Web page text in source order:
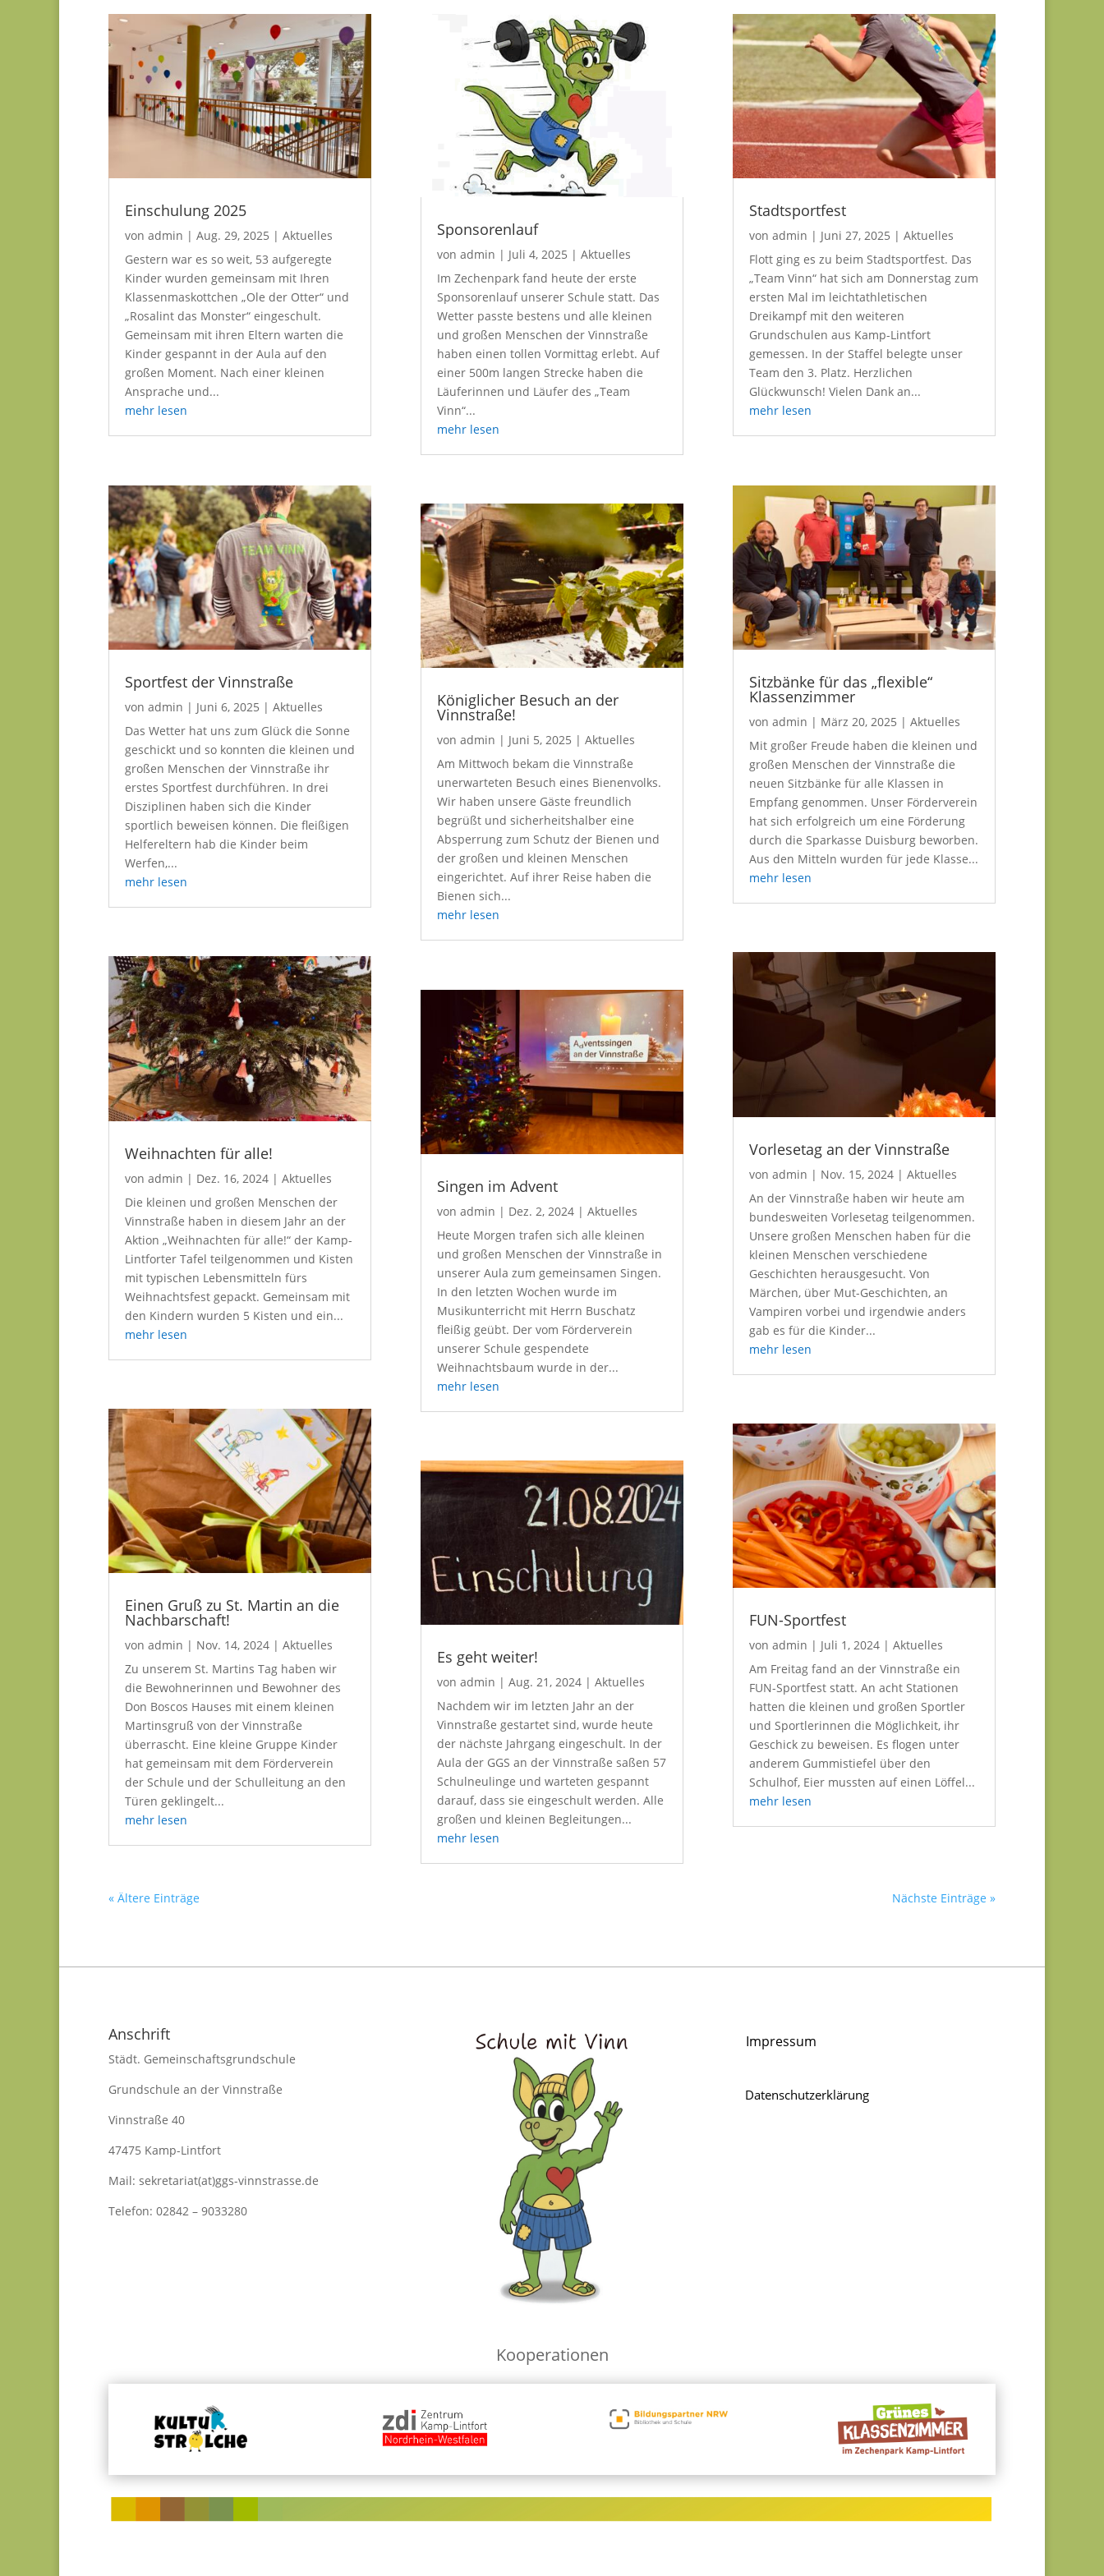
Einschulung 2025
von admin | Aug. 29, 2025 | Aktuelles
Gestern war es so weit, 53 aufgeregte
Kinder wurden gemeinsam mit Ihren
Klassenmaskottchen „Ole der Otter“ und
„Rosalint das Monster“ eingeschult.
Gemeinsam mit ihren Eltern warten die
Kinder gespannt in der Aula auf den
großen Moment. Nach einer kleinen
Ansprache und...
mehr lesen
Sportfest der Vinnstraße
von admin | Juni 6, 2025 | Aktuelles
Das Wetter hat uns zum Glück die Sonne
geschickt und so konnten die kleinen und
großen Menschen der Vinnstraße ihr
erstes Sportfest durchführen. In drei
Disziplinen haben sich die Kinder
sportlich beweisen können. Die fleißigen
Helfereltern hab die Kinder beim
Werfen,...
mehr lesen
Weihnachten für alle!
von admin | Dez. 16, 2024 | Aktuelles
Die kleinen und großen Menschen der
Vinnstraße haben in diesem Jahr an der
Aktion „Weihnachten für alle!“ der Kamp-
Lintforter Tafel teilgenommen und Kisten
mit typischen Lebensmitteln fürs
Weihnachtsfest gepackt. Gemeinsam mit
den Kindern wurden 5 Kisten und ein...
mehr lesen
Einen Gruß zu St. Martin an die
Nachbarschaft!
von admin | Nov. 14, 2024 | Aktuelles
Zu unserem St. Martins Tag haben wir
die Bewohnerinnen und Bewohner des
Don Boscos Hauses mit einem kleinen
Martinsgruß von der Vinnstraße
überrascht. Eine kleine Gruppe Kinder
hat gemeinsam mit dem Förderverein
der Schule und der Schulleitung an den
Türen geklingelt...
mehr lesen
Sponsorenlauf
von admin | Juli 4, 2025 | Aktuelles
Im Zechenpark fand heute der erste
Sponsorenlauf unserer Schule statt. Das
Wetter passte bestens und alle kleinen
und großen Menschen der Vinnstraße
haben einen tollen Vormittag erlebt. Auf
einer 500m langen Strecke haben die
Läuferinnen und Läufer des „Team
Vinn“...
mehr lesen
Königlicher Besuch an der
Vinnstraße!
von admin | Juni 5, 2025 | Aktuelles
Am Mittwoch bekam die Vinnstraße
unerwarteten Besuch eines Bienenvolks.
Wir haben unsere Gäste freundlich
begrüßt und sicherheitshalber eine
Absperrung zum Schutz der Bienen und
der großen und kleinen Menschen
eingerichtet. Auf ihrer Reise haben die
Bienen sich...
mehr lesen
Singen im Advent
von admin | Dez. 2, 2024| Aktuelles
Heute Morgen trafen sich alle kleinen
und großen Menschen der Vinnstraße in
unserer Aula zum gemeinsamen Singen.
In den letzten Wochen wurde im
Musikunterricht mit Herrn Buschatz
fleißig geübt. Der vom Förderverein
unserer Schule gespendete
Weihnachtsbaum wurde in der...
mehr lesen
Es geht weiter!
von admin | Aug. 21, 2024| Aktuelles
Nachdem wir im letzten Jahr an der
Vinnstraße gestartet sind, wurde heute
der nächste Jahrgang eingeschult. In der
Aula der GGS an der Vinnstraße saßen 57
Schulneulinge und warteten gespannt
darauf, dass sie eingeschult werden. Alle
großen und kleinen Begleitungen...
mehr lesen
Stadtsportfest
von admin | Juni 27, 2025 | Aktuelles
Flott ging es zu beim Stadtsportfest. Das
„Team Vinn“ hat sich am Donnerstag zum
ersten Mal im leichtathletischen
Dreikampf mit den weiteren
Grundschulen aus Kamp-Lintfort
gemessen. In der Staffel belegte unser
Team den 3. Platz. Herzlichen
Glückwunsch! Vielen Dank an...
mehr lesen
Sitzbänke für das „flexible“
Klassenzimmer
von admin | März 20, 2025 | Aktuelles
Mit großer Freude haben die kleinen und
großen Menschen der Vinnstraße die
neuen Sitzbänke für alle Klassen in
Empfang genommen. Unser Förderverein
hat sich erfolgreich um eine Förderung
durch die Sparkasse Duisburg beworben.
Aus den Mitteln wurden für jede Klasse...
mehr lesen
Vorlesetag an der Vinnstraße
von admin | Nov. 15, 2024| Aktuelles
An der Vinnstraße haben wir heute am
bundesweiten Vorlesetag teilgenommen.
Unsere großen Menschen haben für die
kleinen Menschen verschiedene
Geschichten herausgesucht. Von
Märchen, über Mut-Geschichten, an
Vampiren vorbei und irgendwie anders
gab es für die Kinder...
mehr lesen
FUN-Sportfest
von admin | Juli 1, 2024| Aktuelles
Am Freitag fand an der Vinnstraße ein
FUN-Sportfest statt. An acht Stationen
hatten die kleinen und großen Sportler
und Sportlerinnen die Möglichkeit, ihr
Geschick zu beweisen. Es flogen unter
anderem Gummistiefel über den
Schulhof, Eier mussten auf einen Löffel...
mehr lesen
« Ältere Einträge Nächste Einträge »
Anschrift
Städt. Gemeinschaftsgrundschule
Grundschule an der Vinnstraße
Vinnstraße 40
47475 Kamp-Lintfort
Mail: sekretariat(at)ggs-vinnstrasse.de
Telefon: 02842 – 9033280
Impressum
Datenschutzerklärung
Kooperationen